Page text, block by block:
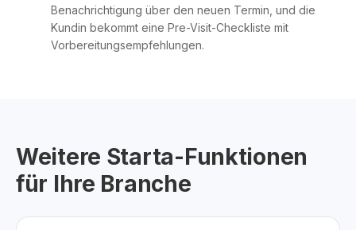
Benachrichtigung über den neuen Termin, und die
Kundin bekommt eine Pre-Visit-Checkliste mit
Vorbereitungsempfehlungen.
Weitere Starta-Funktionen
für Ihre Branche